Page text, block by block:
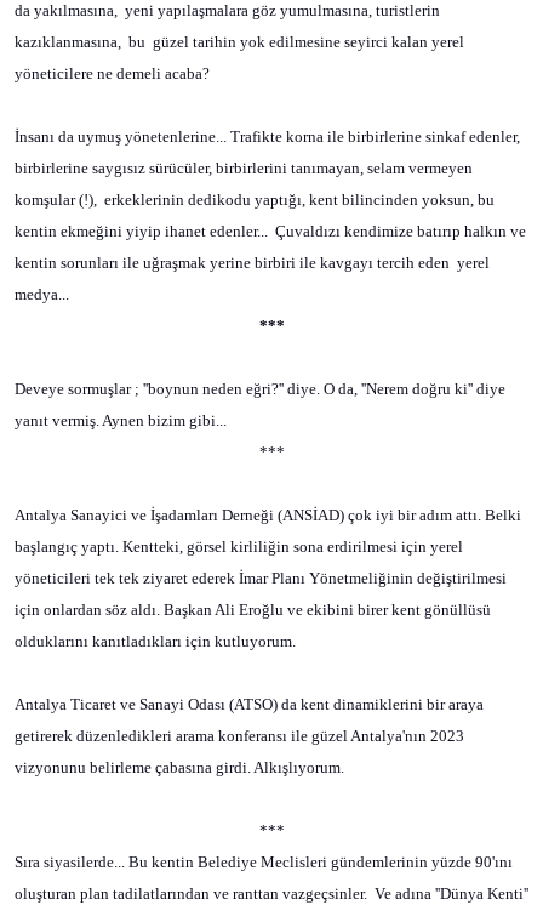
da yakılmasına, yeni yapılaşmalara göz yumulmasına, turistlerin
kazıklanmasına, bu güzel tarihin yok edilmesine seyirci kalan yerel
yöneticilere ne demeli acaba?
İnsanı da uymuş yönetenlerine... Trafikte korna ile birbirlerine sinkaf edenler,
birbirlerine saygısız sürücüler, birbirlerini tanımayan, selam vermeyen
komşular (!), erkeklerinin dedikodu yaptığı, kent bilincinden yoksun, bu
kentin ekmeğini yiyip ihanet edenler... Çuvaldızı kendimize batırıp halkın ve
kentin sorunları ile uğraşmak yerine birbiri ile kavgayı tercih eden yerel
medya...
***
Deveye sormuşlar ; ''boynun neden eğri?'' diye. O da, ''Nerem doğru ki'' diye
yanıt vermiş. Aynen bizim gibi...
***
Antalya Sanayici ve İşadamları Derneği (ANSİAD) çok iyi bir adım attı. Belki
başlangıç yaptı. Kentteki, görsel kirliliğin sona erdirilmesi için yerel
yöneticileri tek tek ziyaret ederek İmar Planı Yönetmeliğinin değiştirilmesi
için onlardan söz aldı. Başkan Ali Eroğlu ve ekibini birer kent gönüllüsü
olduklarını kanıtladıkları için kutluyorum.
Antalya Ticaret ve Sanayi Odası (ATSO) da kent dinamiklerini bir araya
getirerek düzenledikleri arama konferansı ile güzel Antalya'nın 2023
vizyonunu belirleme çabasına girdi. Alkışlıyorum.
***
Sıra siyasilerde... Bu kentin Belediye Meclisleri gündemlerinin yüzde 90'ını
oluşturan plan tadilatlarından ve ranttan vazgeçsinler. Ve adına ''Dünya Kenti''